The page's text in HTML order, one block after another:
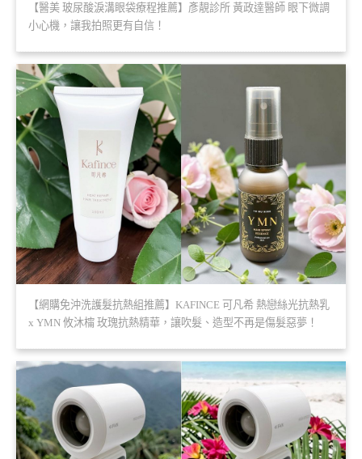
【醫美 玻尿酸淚溝眼袋療程推薦】彥靚診所 黃政達醫師 眼下微調
小心機，讓我拍照更有自信！
【網購免沖洗護髮抗熱組推薦】KAFINCE 可凡希 熱戀絲光抗熱乳
x YMN 攸沐橣 玫瑰抗熱精華，讓吹髮、造型不再是傷髮惡夢！